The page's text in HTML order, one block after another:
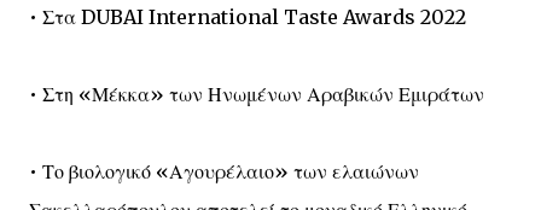
• Στα DUBAI International Taste Awards 2022
• Στη «Μέκκα» των Ηνωμένων Αραβικών Εμιράτων
• Το βιολογικό «Αγουρέλαιο» των ελαιώνων